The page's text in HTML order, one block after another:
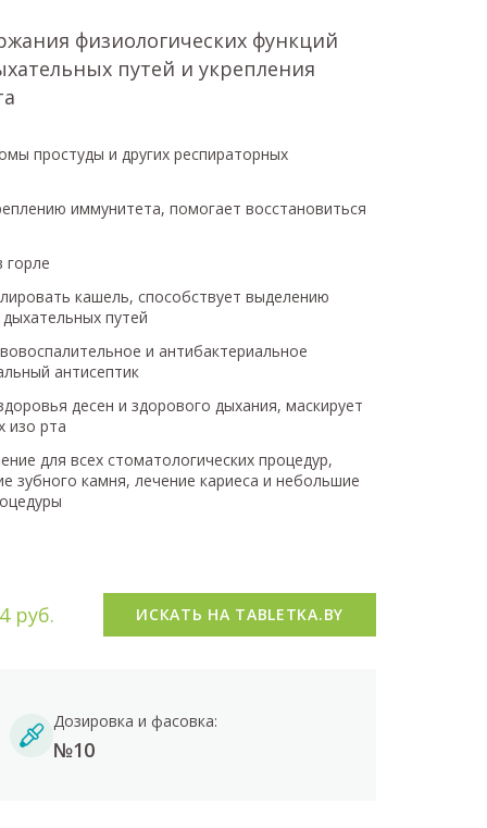
физиологических функций
путей и укрепления
простуды и других респираторных
иммунитета, помогает восстановиться
горле
кашель, способствует выделению
путей
и антибактериальное
антисептик
десен и здорового дыхания, маскирует
изо рта
для всех стоматологических процедур,
зубного камня, лечение кариеса и небольшие
руб. ИСКАТЬ НА TABLETKA.BY
Дозировка и фасовка:
№10